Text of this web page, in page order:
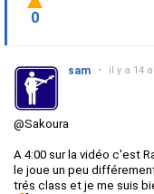
0
sam • il y a 14
@Sakoura
A 4:00 sur la vidéo c'est
le joue un peu
trés class et je me suis